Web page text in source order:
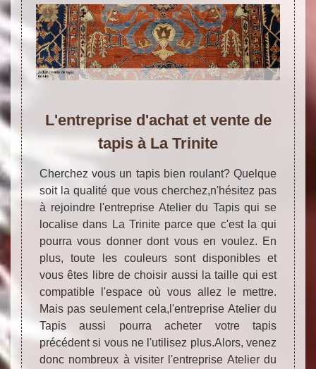
L'entreprise d'achat et vente de
tapis à La Trinite
Cherchez vous un tapis bien roulant? Quelque
soit la qualité que vous cherchez,n'hésitez pas
à rejoindre l'entreprise Atelier du Tapis qui se
localise dans La Trinite parce que c'est la qui
pourra vous donner dont vous en voulez. En
plus, toute les couleurs sont disponibles et
vous êtes libre de choisir aussi la taille qui est
compatible l'espace où vous allez le mettre.
Mais pas seulement cela,l'entreprise Atelier du
Tapis aussi pourra acheter votre tapis
précédent si vous ne l'utilisez plus.Alors, venez
donc nombreux à visiter l'entreprise Atelier du